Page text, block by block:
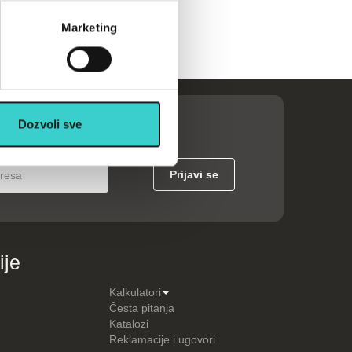
Marketing
Dozvoli sve
Kalkulatori
Česta pitanja
Katalozi
Reklamacije i ugovori